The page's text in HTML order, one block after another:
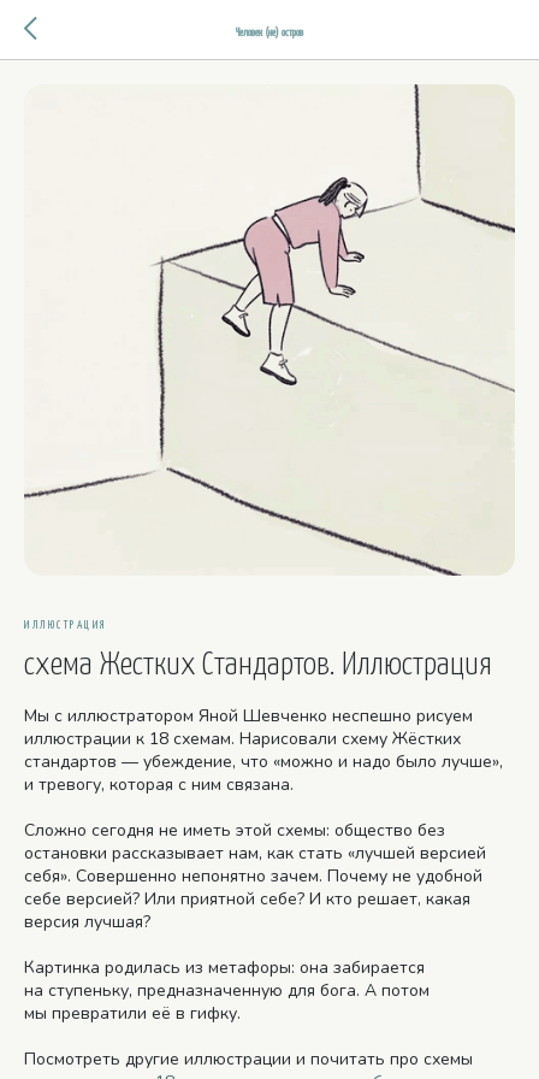
Человек (не) остров
ИЛЛЮСТРАЦИЯ
схема Жестких Стандартов. Иллюстрация
Мы с иллюстратором Яной Шевченко неспешно рисуем
иллюстрации к 18 схемам. Нарисовали схему Жёстких
стандартов — убеждение, что «можно и надо было лучше»,
и тревогу, которая с ним связана.
Сложно сегодня не иметь этой схемы: общество без
остановки рассказывает нам, как стать «лучшей версией
себя». Совершенно непонятно зачем. Почему не удобной
себе версией? Или приятной себе? И кто решает, какая
версия лучшая?
Картинка родилась из метафоры: она забирается
на ступеньку, предназначенную для бога. А потом
мы превратили её в гифку.
Посмотреть другие иллюстрации и почитать про схемы